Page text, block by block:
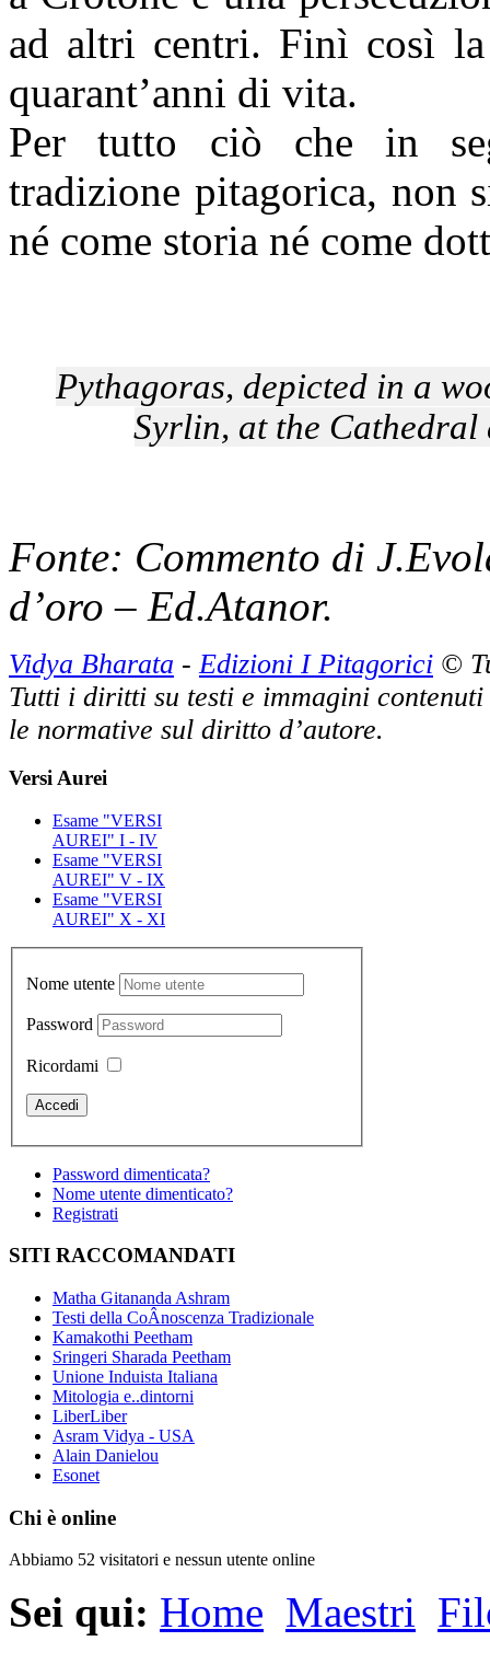
ad altri centri. Finì così la
quarant’anni di vita.
Per tutto ciò che in
tradizione pitagorica, non
né come storia né come
Pythagoras, depicted in a
Syrlin, at the
Fonte: Commento di
d’oro – Ed.Atanor.
Vidya Bharata - Edizioni I Pitagorici ©
Tutti i diritti su testi e immagini
le normative sul diritto d’autore.
Versi Aurei
Esame "VERSI
AUREI" I - IV
Esame "VERSI
AUREI" V - IX
Esame "VERSI
AUREI" X - XI
Nome utente
Password
Ricordami
Password dimenticata?
Nome utente dimenticato?
Registrati
SITI RACCOMANDATI
Matha Gitananda Ashram
Testi della CoÂ­noscenza Tradizionale
Kamakothi Peetham
Sringeri Sharada Peetham
Unione Induista Italiana
Mitologia e..dintorni
LiberLiber
Asram Vidya - USA
Alain Danielou
Esonet
Chi è online
Abbiamo 52 visitatori e nessun utente online
Sei qui: Home Maestri